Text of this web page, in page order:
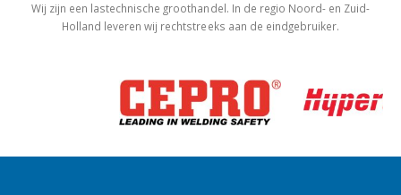
Wij zijn een lastechnische groothandel. In de regio Noord- en Zuid-
Holland leveren wij rechtstreeks aan de eindgebruiker.